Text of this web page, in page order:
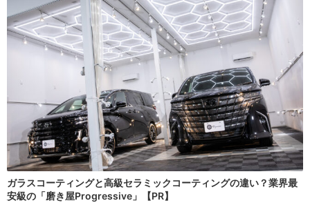
ガラスコーティングと高級セラミックコーティングの違い？業界最
安級の「磨き屋Progressive」【PR】